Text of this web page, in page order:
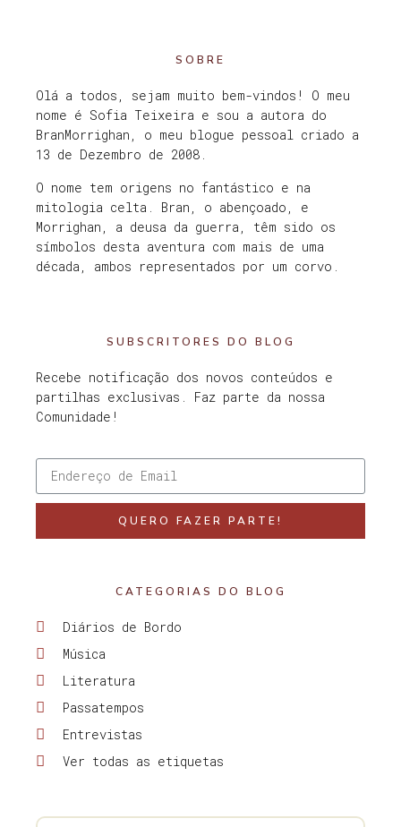
SOBRE
Olá a todos, sejam muito bem-vindos! O meu
nome é Sofia Teixeira e sou a autora do
BranMorrighan, o meu blogue pessoal criado a
13 de Dezembro de 2008.
O nome tem origens no fantástico e na
mitologia celta. Bran, o abençoado, e
Morrighan, a deusa da guerra, têm sido os
símbolos desta aventura com mais de uma
década, ambos representados por um corvo.
SUBSCRITORES DO BLOG
Recebe notificação dos novos conteúdos e
partilhas exclusivas. Faz parte da nossa
Comunidade!
QUERO FAZER PARTE!
CATEGORIAS DO BLOG
Diários de Bordo
Música
Literatura
Passatempos
Entrevistas
Ver todas as etiquetas